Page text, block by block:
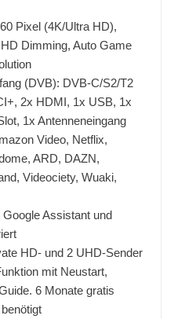
Pixel (4K/Ultra HD),
Dimming, Auto Game
(DVB): DVB-C/S2/T2
2x HDMI, 1x USB, 1x
1x Antenneneingang
Video, Netflix,
ARD, DAZN,
Videociety, Wuaki,
Assistant und
HD- und 2 UHD-Sender
mit Neustart,
6 Monate gratis